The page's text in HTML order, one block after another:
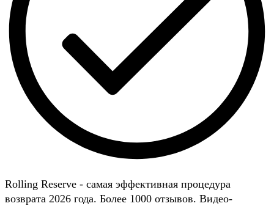
Rolling Reserve - самая эффективная процедура
возврата 2026 года. Более 1000 отзывов. Видео-